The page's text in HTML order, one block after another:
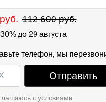
112 600 руб.
до 29 августа
телефон, мы
Отправить
с условиями: